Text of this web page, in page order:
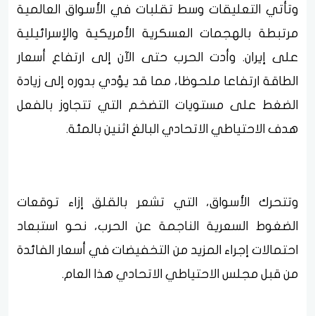
وتأتي التعليقات وسط تقلبات في الأسواق العالمية
مرتبطة بالهجمات العسكرية الأمريكية والإسرائيلية
على إيران. وأدت الحرب حتى الآن إلى ارتفاع أسعار
الطاقة ارتفاعا ملحوظا، مما قد يؤدي بدوره إلى زيادة
الضغط على مستويات التضخم التي تتجاوز بالفعل
هدف الاحتياطي الاتحادي البالغ اثنين بالمئة.
وتتحرك الأسواق، التي تشعر بالقلق إزاء توقعات
الضغوط السعرية الناجمة عن الحرب، نحو استبعاد
احتمالات إجراء المزيد من التخفيضات في أسعار الفائدة
من قبل مجلس الاحتياطي الاتحادي هذا العام.